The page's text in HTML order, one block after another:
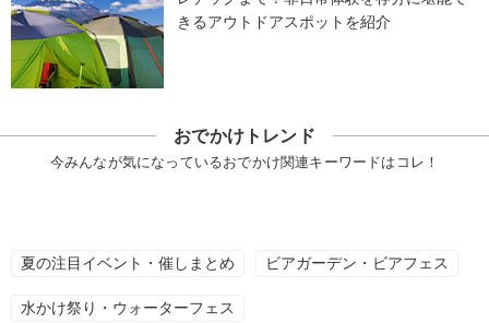
きるアウトドアスポットを紹介
おでかけトレンド
今みんなが気になっているおでかけ関連キーワードはコレ！
夏の注目イベント・催しまとめ ビアガーデン・ビアフェス
水かけ祭り・ウォーターフェス